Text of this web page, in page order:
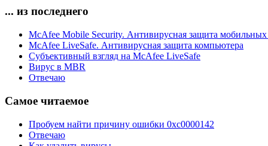
... из последнего
McAfee Mobile Security. Антивирусная защита мобильных
McAfee LiveSafe. Антивирусная защита компьютера
Субъективный взгляд на McAfee LiveSafe
Вирус в MBR
Отвечаю
Самое читаемое
Пробуем найти причину ошибки 0xc0000142
Отвечаю